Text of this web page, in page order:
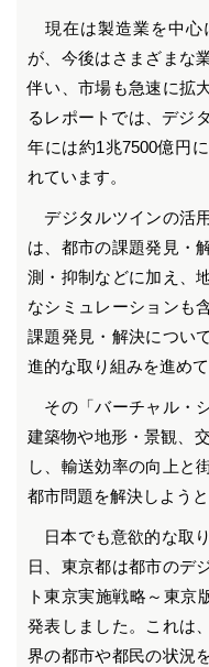
現在は製造業を中心
が、今後はさまざまな
伴い、市場も急速に拡
るレポートでは、デジ
年には約1兆7500億円
れています。
デジタルツインの活
は、都市の課題発見・
測・抑制などに加え、
なシミュレーションも
課題発見・解決につい
進的な取り組みを進めて
その「バーチャル・
建築物や地形・景観、
し、輸送効率の向上と
都市問題を解決しよう
日本でも意欲的な取
日、東京都は都市のデ
ト東京実施戦略～東京
発表しました。これは
界の都市や都民の状況